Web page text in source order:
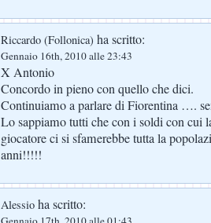
Riccardo (Follonica) ha scritto:
Gennaio 16th, 2010 alle 23:43
X Antonio
Concordo in pieno con quello che dici.
Continuiamo a parlare di Fiorentina ….
Lo sappiamo tutti che con i soldi con cui
giocatore ci si sfamerebbe tutta la
anni!!!!!
Alessio ha scritto: